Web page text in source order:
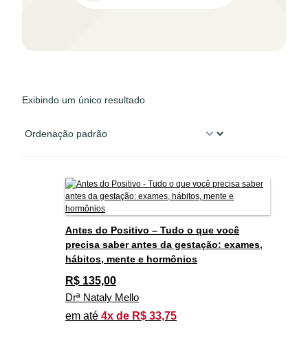
Exibindo um único resultado
Antes do Positivo – Tudo o que você
precisa saber antes da gestação: exames,
hábitos, mente e hormônios
R$ 135,00
Drª Nataly Mello
em até 4x de R$ 33,75